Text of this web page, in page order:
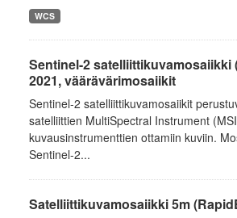
WCS
Sentinel-2 satelliittikuvamosaiikki
2021, väärävärimosaiikit
Sentinel-2 satelliittikuvamosaiikit
satelliittien MultiSpectral Instrument
kuvausinstrumenttien ottamiin kuviin.
Sentinel-2...
Satelliittikuvamosaiikki 5m